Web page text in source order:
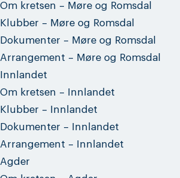
Om kretsen – Møre og Romsdal
Klubber – Møre og Romsdal
Dokumenter – Møre og Romsdal
Arrangement – Møre og Romsdal
Innlandet
Om kretsen – Innlandet
Klubber – Innlandet
Dokumenter – Innlandet
Arrangement – Innlandet
Agder